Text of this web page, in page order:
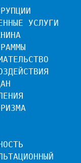
УСЛУГИ